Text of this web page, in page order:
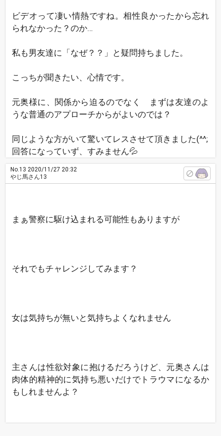
ビデオって凄い情熱ですね。相性良かったから忘れ
られなかった？のか…
私も男友達に「なぜ？？」と疑問持ちました。
こっちが聞きたい、心情です。
元奥様に、関係から迫るのでなく まずは友達のよ
うな普通のアプローチからがよいのでは？
同じような方がいて驚いてレスさせて頂きました(^^;
回答になっていず、すみません💦
No.13 2020/11/27 20:32
やじ馬さん13
まぁ警察に駆け込まれる可能性もありますが
それでもチャレンジしてみます？
女は気持ちが無いと気持ちよくなれません
主さんは性欲対象に抱けるだろうけど、元奥さんは
肉体的精神的に気持ち悪いだけでトラウマになるか
もしれませんよ？